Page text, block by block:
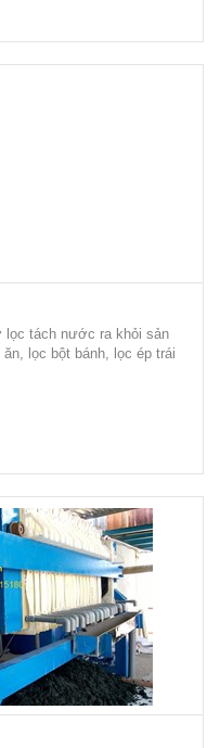
lọc tách nước ra khỏi sản
lọc bột bánh, lọc ép trái